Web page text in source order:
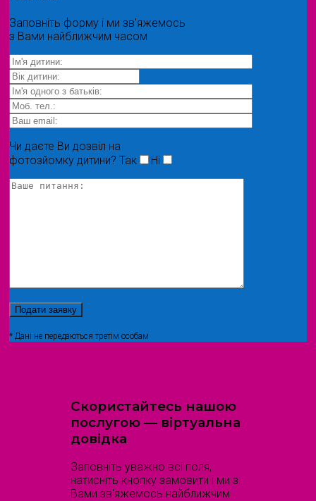
Заповніть форму і ми зв'яжемось
з Вами найближчим часом
Чи даєте Ви дозвіл на
фотозйомку дитини? Так Ні
* Дані не передаються третім особам
Скористайтесь нашою
послугою — віртуальна
довідка
Заповніть уважно всі поля,
натисніть кнопку замовити і ми з
Вами зв'яжемось найближчим